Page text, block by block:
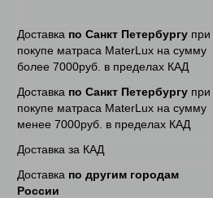
Доставка по Санкт Петербургу при
покупе матраса MaterLux на сумму
более 7000руб. в пределах КАД
Доставка по Санкт Петербургу при
покупе матраса MaterLux на сумму
менее 7000руб. в пределах КАД
Доставка за КАД
Доставка по другим городам
России